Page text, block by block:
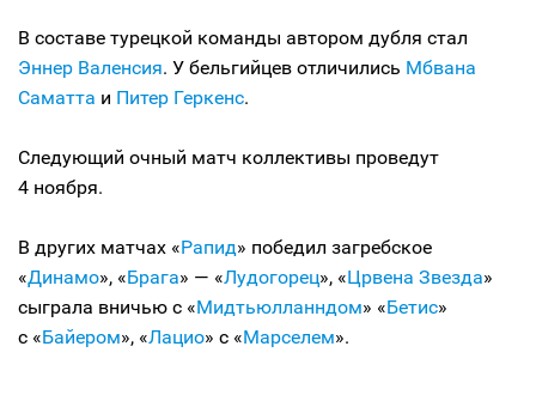
В составе турецкой команды автором дубля стал
Эннер Валенсия. У бельгийцев отличились Мбвана
Саматта и Питер Геркенс.
Следующий очный матч коллективы проведут
4 ноября.
В других матчах «Рапид» победил загребское
«Динамо», «Брага» — «Лудогорец», «Црвена Звезда»
сыграла вничью с «Мидтьюлланндом» «Бетис»
с «Байером», «Лацио» с «Марселем».